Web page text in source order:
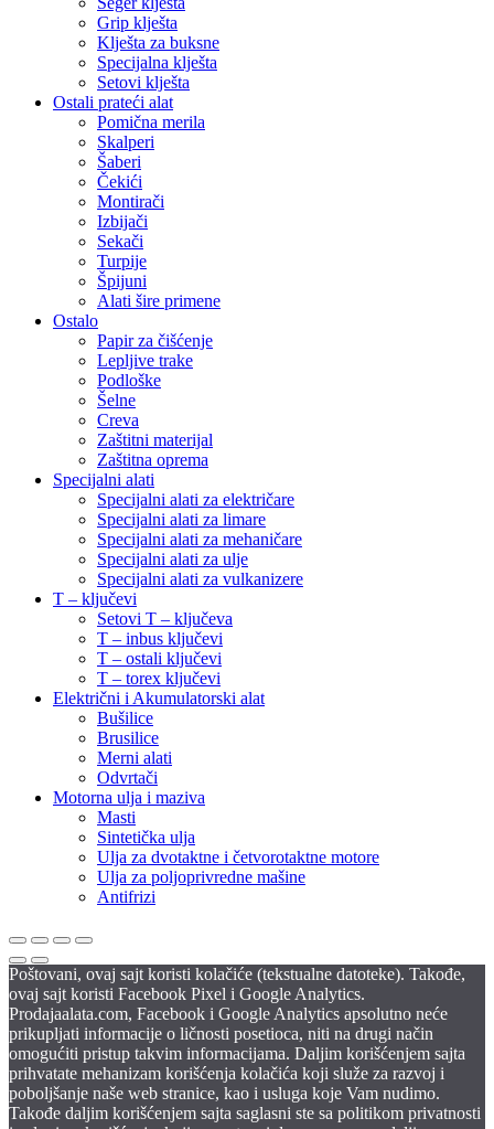
Grip klješta
Klješta za buksne
Specijalna klješta
Setovi klješta
Ostali prateći alat
Pomična merila
Skalperi
Šaberi
Čekići
Montirači
Izbijači
Sekači
Turpije
Špijuni
Alati šire primene
Ostalo
Papir za čišćenje
Lepljive trake
Podloške
Šelne
Creva
Zaštitni materijal
Zaštitna oprema
Specijalni alati
Specijalni alati za električare
Specijalni alati za limare
Specijalni alati za mehaničare
Specijalni alati za ulje
Specijalni alati za vulkanizere
T – ključevi
Setovi T – ključeva
T – inbus ključevi
T – ostali ključevi
T – torex ključevi
Električni i Akumulatorski alat
Bušilice
Brusilice
Merni alati
Odvrtači
Motorna ulja i maziva
Masti
Sintetička ulja
Ulja za dvotaktne i četvorotaktne motore
Ulja za poljoprivredne mašine
Antifrizi
Poštovani, ovaj sajt koristi kolačiće (tekstualne datoteke). Takođe,
ovaj sajt koristi Facebook Pixel i Google Analytics.
Prodajaalata.com, Facebook i Google Analytics apsolutno neće
prikupljati informacije o ličnosti posetioca, niti na drugi način
omogućiti pristup takvim informacijama. Daljim korišćenjem sajta
prihvatate mehanizam korišćenja kolačića koji služe za razvoj i
poboljšanje naše web stranice, kao i usluga koje Vam nudimo.
Takođe daljim korišćenjem sajta saglasni ste sa politikom privatnosti